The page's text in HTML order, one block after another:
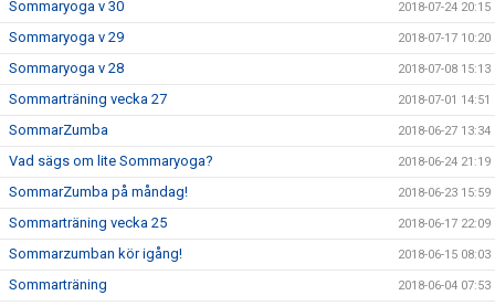
Sommaryoga v 30 2018-07-24 20:15
Sommaryoga v 29 2018-07-17 10:20
Sommaryoga v 28 2018-07-08 15:13
Sommarträning vecka 27 2018-07-01 14:51
SommarZumba 2018-06-27 13:34
Vad sägs om lite Sommaryoga? 2018-06-24 21:19
SommarZumba på måndag! 2018-06-23 15:59
Sommarträning vecka 25 2018-06-17 22:09
Sommarzumban kör igång! 2018-06-15 08:03
Sommarträning 2018-06-04 07:53